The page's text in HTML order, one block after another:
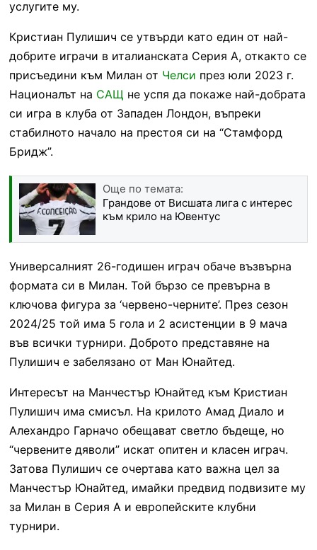
услугите му.
Кристиан Пулишич се утвърди като един от най-
добрите играчи в италианската Серия А, откакто се
присъедини към Милан от Челси през юли 2023 г.
Националът на САЩ не успя да покаже най-добрата
си игра в клуба от Западен Лондон, въпреки
стабилното начало на престоя си на “Стамфорд
Бридж”.
Още по темата:
Грандове от Висшата лига с интерес
към крило на Ювентус
Универсалният 26-годишен играч обаче възвърна
формата си в Милан. Той бързо се превърна в
ключова фигура за ‘червено-черните’. През сезон
2024/25 той има 5 гола и 2 асистенции в 9 мача
във всички турнири. Доброто представяне на
Пулишич е забелязано от Ман Юнайтед.
Интересът на Манчестър Юнайтед към Кристиан
Пулишич има смисъл. На крилото Амад Диало и
Алехандро Гарначо обещават светло бъдеще, но
“червените дяволи” искат опитен и класен играч.
Затова Пулишич се очертава като важна цел за
Манчестър Юнайтед, имайки предвид подвизите му
за Милан в Серия А и европейските клубни
турнири.